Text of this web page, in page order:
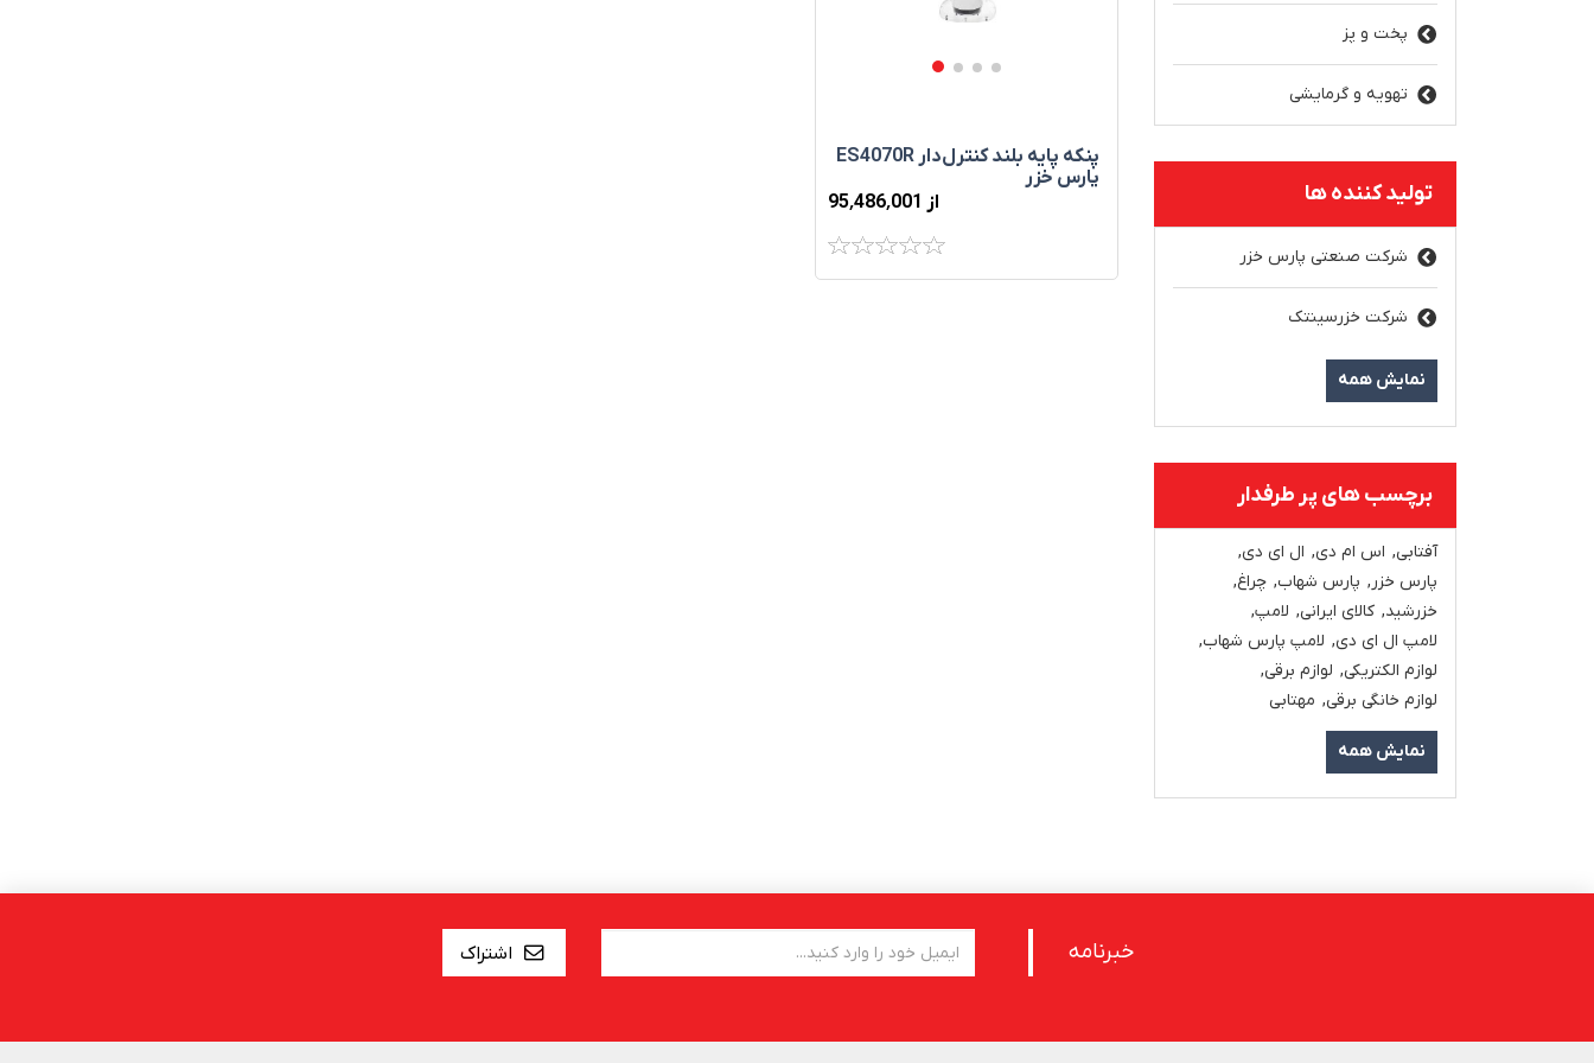
پخت و پز
تهویه و گرمایشی
تولید کننده ها
شرکت صنعتی پارس خزر
شرکت خزرسینتک
نمایش همه
برچسب های پر طرفدار
آفتابی, اس ام دی, ال ای دی,
پارس خزر, پارس شهاب, چراغ,
خزرشید, کالای ایرانی, لامپ,
لامپ ال ای دی, لامپ پارس شهاب,
لوازم الکتریکی, لوازم برقی,
لوازم خانگی برقی, مهتابی
نمایش همه
پنکه پايه بلند کنترل‌دار ES4070R
پارس خزر
از 95٬486٬001
خبرنامه اشتراک